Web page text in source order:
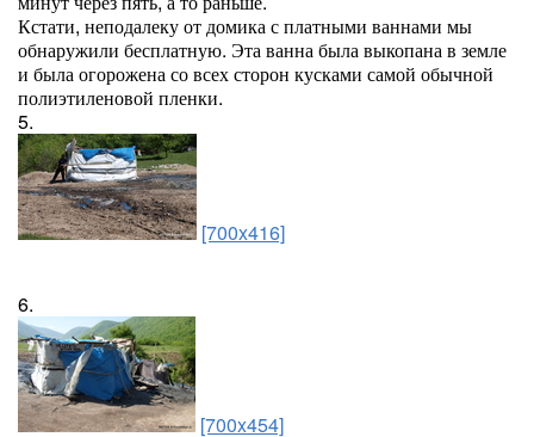
Кстати, неподалеку от домика с платными ваннами мы
обнаружили бесплатную. Эта ванна была выкопана в земле
и была огорожена со всех сторон кусками самой обычной
полиэтиленовой пленки.
5.
[700x416]
6.
[700x454]